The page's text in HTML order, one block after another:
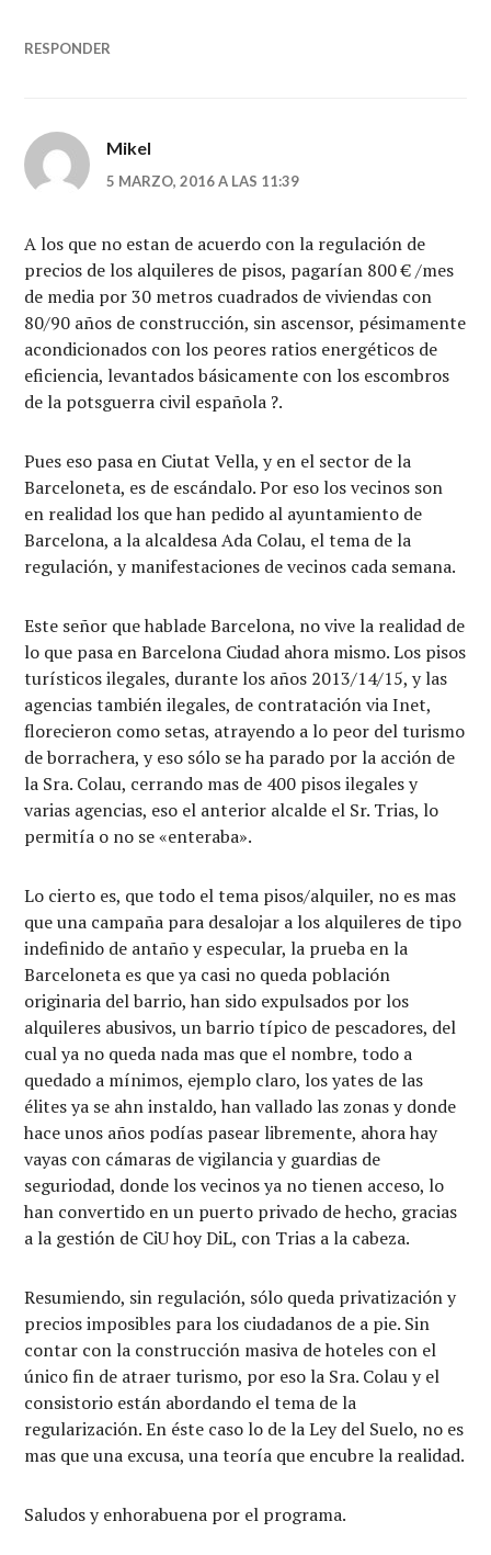
RESPONDER
Mikel
5 MARZO, 2016 A LAS 11:39
A los que no estan de acuerdo con la regulación de
precios de los alquileres de pisos, pagarían 800 € /mes
de media por 30 metros cuadrados de viviendas con
80/90 años de construcción, sin ascensor, pésimamente
acondicionados con los peores ratios energéticos de
eficiencia, levantados básicamente con los escombros
de la potsguerra civil española ?.
Pues eso pasa en Ciutat Vella, y en el sector de la
Barceloneta, es de escándalo. Por eso los vecinos son
en realidad los que han pedido al ayuntamiento de
Barcelona, a la alcaldesa Ada Colau, el tema de la
regulación, y manifestaciones de vecinos cada semana.
Este señor que hablade Barcelona, no vive la realidad de
lo que pasa en Barcelona Ciudad ahora mismo. Los pisos
turísticos ilegales, durante los años 2013/14/15, y las
agencias también ilegales, de contratación via Inet,
florecieron como setas, atrayendo a lo peor del turismo
de borrachera, y eso sólo se ha parado por la acción de
la Sra. Colau, cerrando mas de 400 pisos ilegales y
varias agencias, eso el anterior alcalde el Sr. Trias, lo
permitía o no se «enteraba».
Lo cierto es, que todo el tema pisos/alquiler, no es mas
que una campaña para desalojar a los alquileres de tipo
indefinido de antaño y especular, la prueba en la
Barceloneta es que ya casi no queda población
originaria del barrio, han sido expulsados por los
alquileres abusivos, un barrio típico de pescadores, del
cual ya no queda nada mas que el nombre, todo a
quedado a mínimos, ejemplo claro, los yates de las
élites ya se ahn instaldo, han vallado las zonas y donde
hace unos años podías pasear libremente, ahora hay
vayas con cámaras de vigilancia y guardias de
seguriodad, donde los vecinos ya no tienen acceso, lo
han convertido en un puerto privado de hecho, gracias
a la gestión de CiU hoy DiL, con Trias a la cabeza.
Resumiendo, sin regulación, sólo queda privatización y
precios imposibles para los ciudadanos de a pie. Sin
contar con la construcción masiva de hoteles con el
único fin de atraer turismo, por eso la Sra. Colau y el
consistorio están abordando el tema de la
regularización. En éste caso lo de la Ley del Suelo, no es
mas que una excusa, una teoría que encubre la realidad.
Saludos y enhorabuena por el programa.